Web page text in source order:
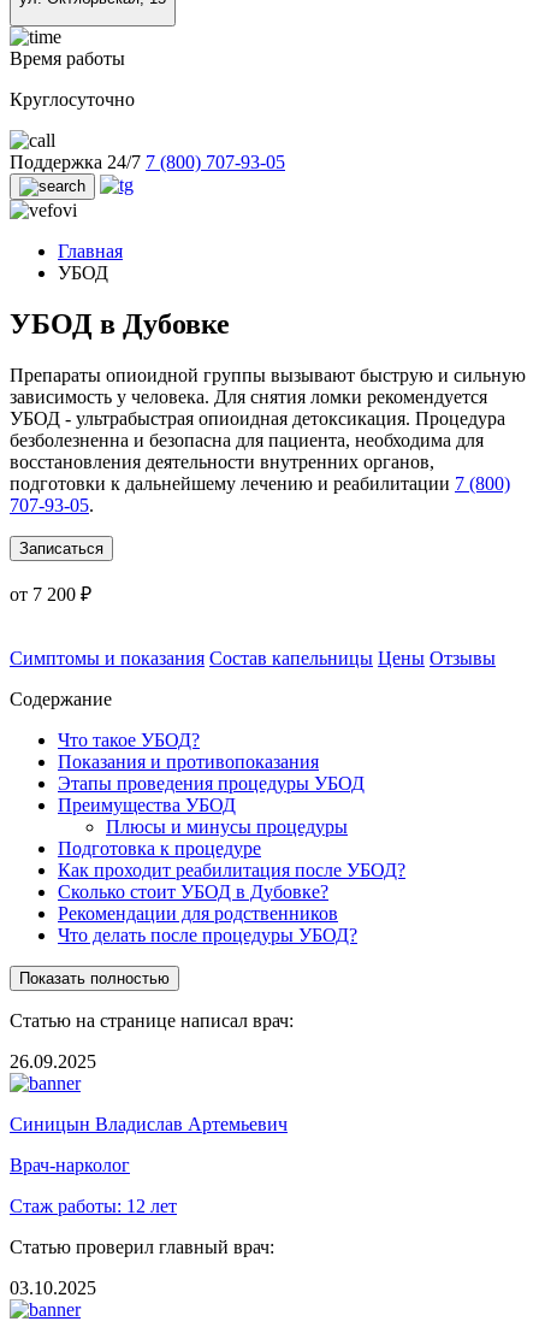
Время работы
Круглосуточно
Поддержка 24/7 7 (800) 707-93-05
Главная
УБОД
УБОД в Дубовке
Препараты опиоидной группы вызывают быструю и сильную
зависимость у человека. Для снятия ломки рекомендуется
УБОД - ультрабыстрая опиоидная детоксикация. Процедура
безболезненна и безопасна для пациента, необходима для
восстановления деятельности внутренних органов,
подготовки к дальнейшему лечению и реабилитации 7 (800)
707-93-05.
Записаться
от 7 200 ₽
Симптомы и показания Состав капельницы Цены Отзывы
Содержание
Что такое УБОД?
Показания и противопоказания
Этапы проведения процедуры УБОД
Преимущества УБОД
Плюсы и минусы процедуры
Подготовка к процедуре
Как проходит реабилитация после УБОД?
Сколько стоит УБОД в Дубовке?
Рекомендации для родственников
Что делать после процедуры УБОД?
Показать полностью
Статью на странице написал врач:
26.09.2025
Синицын Владислав Артемьевич
Врач-нарколог
Стаж работы: 12 лет
Статью проверил главный врач:
03.10.2025